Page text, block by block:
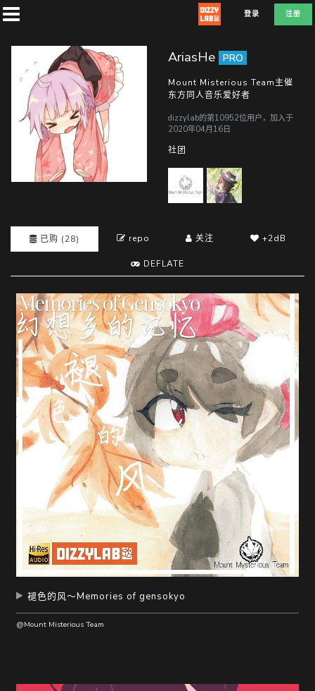
登录 注册
社
DEFLATE
随
便
听
AriasHe PRO
Mount Misterious Team主催
东方同人音乐爱好者
dizzylab的第10952位用户，加入于
2020年04月16日
社团
已购 (28) repo 关注 +2dB
DEFLATE
褪色的风～Memories of gensokyo
@Mount Misterious Team